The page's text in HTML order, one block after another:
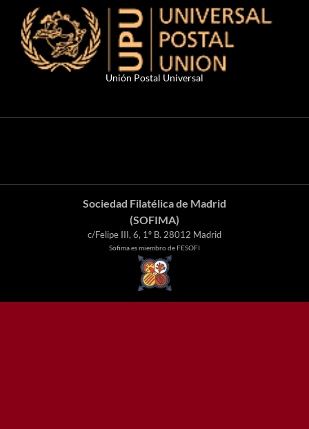
Unión Postal Universal
Sociedad Filatélica de Madrid
(SOFIMA)
c/Felipe III, 6, 1º B. 28012 Madrid
Sofima es miembro de FESOFI